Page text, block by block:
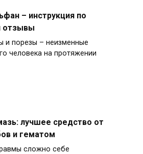
– инструкция по
отзывы
и порезы – неизменные
человека на протяжении
лучшее средство от
и гематом
сложно себе